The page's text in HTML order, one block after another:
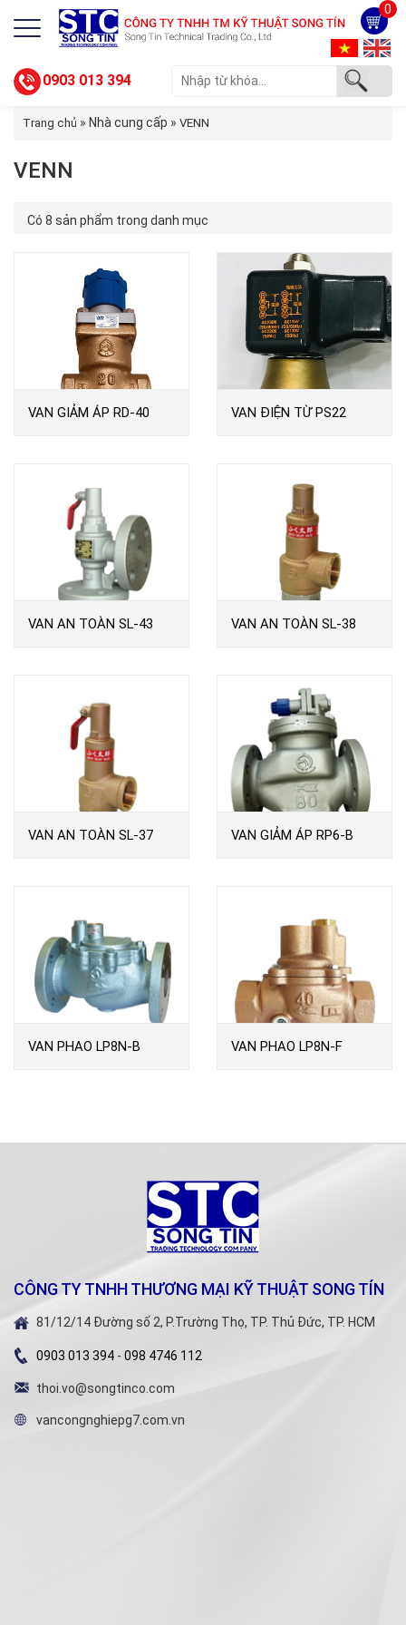
0
0903 013 394
Trang chủ » Nhà cung cấp » VENN
VENN
Có 8 sản phẩm trong danh mục
VAN GIẢM ÁP RD-40 VAN ĐIỆN TỪ PS22
VAN AN TOÀN SL-43
VAN AN TOÀN SL-38
VAN AN TOÀN SL-37
VAN GIẢM ÁP RP6-B
VAN PHAO LP8N-B VAN PHAO LP8N-F
CÔNG TY TNHH THƯƠNG MẠI KỸ THUẬT SONG TÍN
81/12/14 Đường số 2, P.Trường Thọ, TP. Thủ Đức, TP. HCM
0903 013 394 - 098 4746 112
thoi.vo@songtinco.com
vancongnghiepg7.com.vn